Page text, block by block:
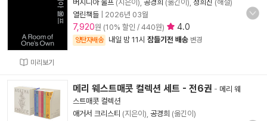
미리보기
버지니아 울프 (지은이), 공경희 (옮긴이), 정희진 (해설)
열린책들
2026년 03월
7,920원 (10% 할인 / 440원) 4.0
양탄자배송 내일 밤 11시 잠들기전 배송 변경
메리 웨스트매콧 컬렉션 세트 - 전6권 - 메리 웨
스트매콧 컬렉션
애거서 크리스티 (지은이), 공경희 (옮긴이)